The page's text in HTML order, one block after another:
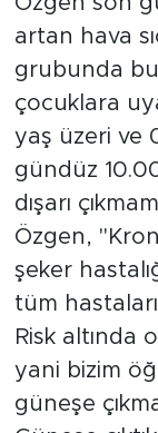
artan hava
grubunda
çocuklara
yaş üzeri ve
gündüz
dışarı
Özgen,
şeker
tüm
Risk altında
yani bizim
güneşe